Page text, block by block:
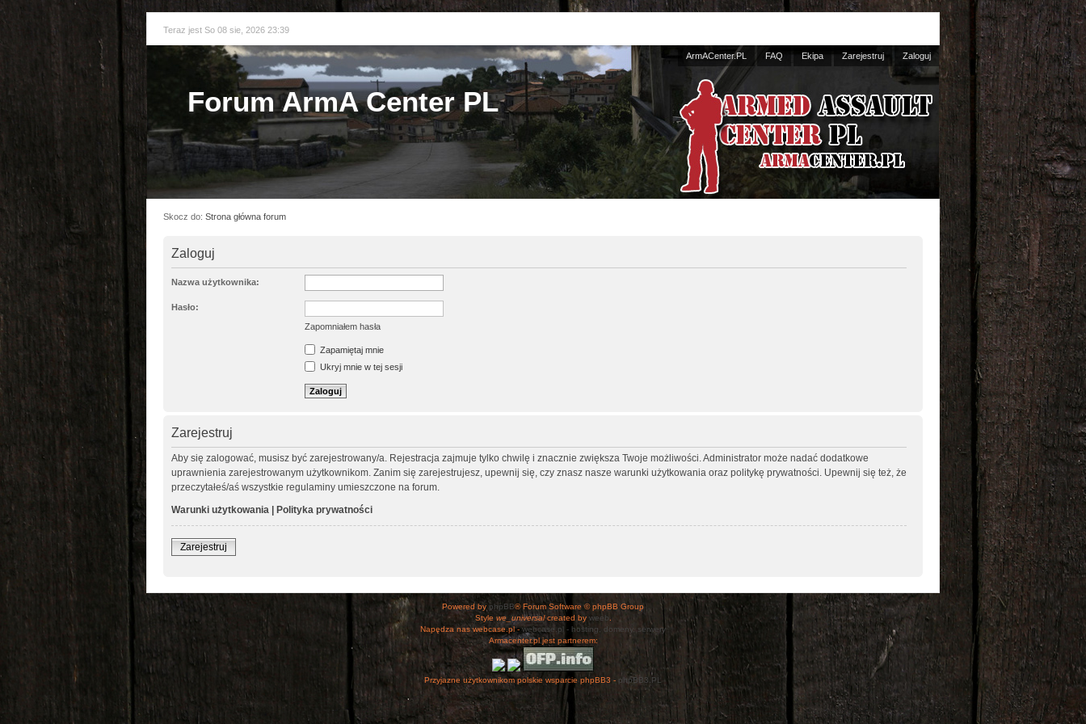
Teraz jest So 08 sie, 2026 23:39
ArmACenter.PL FAQ Ekipa Zarejestruj Zaloguj
Forum ArmA Center PL
Skocz do: Strona główna forum
Zaloguj
Nazwa użytkownika:
Hasło:
Zapomniałem hasła
Zapamiętaj mnie
Ukryj mnie w tej sesji
Zarejestruj
Aby się zalogować, musisz być zarejestrowany/a. Rejestracja zajmuje tylko chwilę i znacznie zwiększa Twoje możliwości. Administrator może nadać dodatkowe
uprawnienia zarejestrowanym użytkownikom. Zanim się zarejestrujesz, upewnij się, czy znasz nasze warunki użytkowania oraz politykę prywatności. Upewnij się też, że
przeczytałeś/aś wszystkie regulaminy umieszczone na forum.
Warunki użytkowania
Polityka prywatności
Zarejestruj
Powered by phpBB® Forum Software © phpBB Group
Style we_universalcreated by weeb.
Napędza nas webcase.pl -webcase.pl - hosting, domeny, serwery
Armacenter.pl jest partnerem:
Przyjazne użytkownikom polskie wsparcie phpBB3 - phpBB3.PL